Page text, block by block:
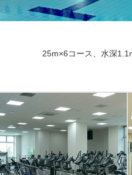
25m×6コース、水深